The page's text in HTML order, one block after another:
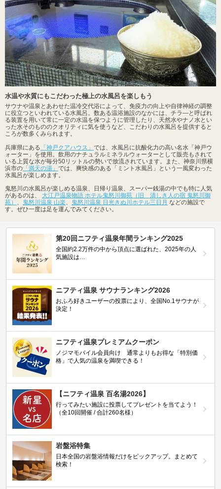
水温や水質にもこだわった極上の水風呂を楽しもう
サウナや温泉とあわせた温冷交代浴によって、免疫力の向上や自律神経の調整
に役立つといわれている水風呂。数ある温浴施設のなかには、チラ―と呼ばれ
る装置を用いて常に一定の水温を保つように管理したり、天然水やナノ水とい
った水そのもののクオリティに気を使うなど、こだわりの水風呂を提供すると
ころが数多くみられます。
兵庫県にある 「神戸クアハウス」 では、水風呂に抗酸化力の高い名水「神戸ウ
ォーター」を使用。飲用のナチュラルミネラルウォーターとして販売もされて
いる上質な水が毎分50リットルの勢いで放流されています。また、神奈川県横
浜市の 「満天の湯」 では、爽快感のある「ミント水風呂」という一風変わった
水風呂が楽しめます。
鬼怒川の水風呂が楽しめる温泉、日帰り温泉、スーパー銭湯の中でも特に人気
があるのは、 大江戸温泉物語 ホテル鬼怒川御苑（旧 清しき人の宿 鬼怒川御
苑） 、 鬼怒川温泉 山楽、 鬼怒川温泉 日光きぬ川ホテル三日月 などの施設で
す。ぜひ一度は足を運んでみてください。
第20回ニフティ温泉年間ランキング2025
全国約2.2万件の中から頂点に選ばれた、2025年の人
気施設は…
ニフティ温泉 サウナランキング2026
おふろ好きユーザーの投票により、全国No.1サウナが
決定！
ニフティ温泉プレミアムクーポン
ノジマモバイル会員向け 通常よりもお得な「特別価
格」で人気の温泉を満喫できる！
【ニフティ温泉 百名湯2026】
行ってみたい施設に投票してプレゼントを当てよう！
（全10回開催 / 合計260名様）
岩盤浴特集
日本全国の岩盤浴情報だけをピックアップ。まとめて
検索！